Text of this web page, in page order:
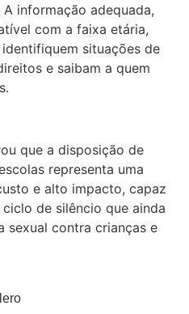
informação adequada,
com a faixa etária,
situações de
e saibam a quem
que a disposição de
representa uma
e alto impacto, capaz
de silêncio que ainda
sexual contra crianças e